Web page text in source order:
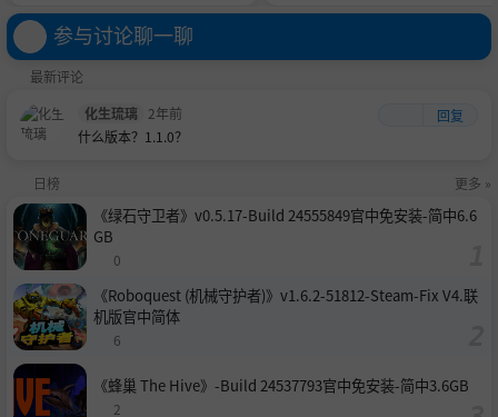
参与讨论聊一聊
最新评论
化生琉璃 2年前
回复
什么版本？1.1.0？
日榜 更多 »
《绿石守卫者》v0.5.17-Build 24555849官中免安装-简中6.6
GB
0
《Roboquest (机械守护者)》v1.6.2-51812-Steam-Fix V4.联
机版官中简体
6
《蜂巢 The Hive》-Build 24537793官中免安装-简中3.6GB
2